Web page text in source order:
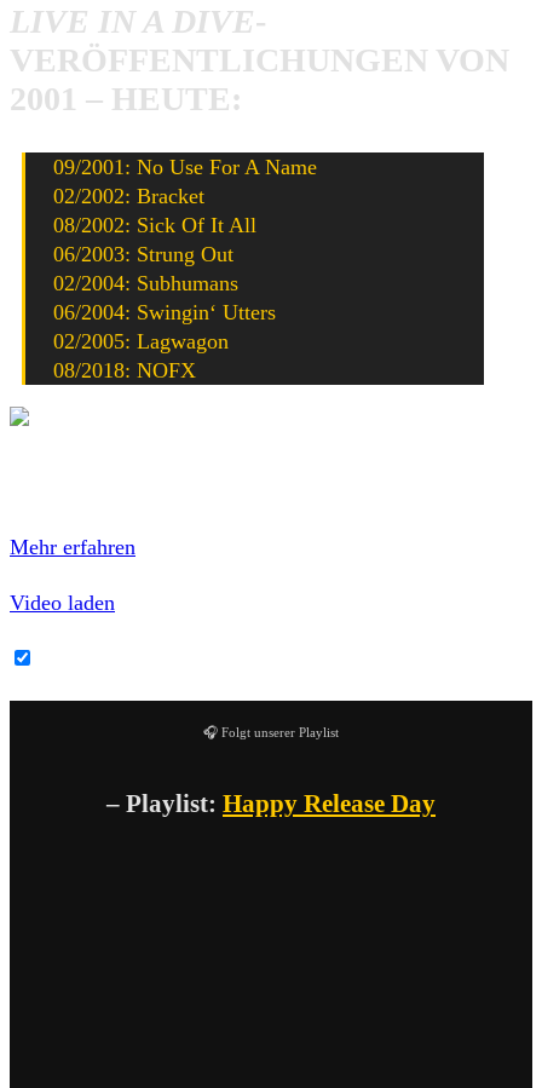
LIVE IN A DIVE-
VERÖFFENTLICHUNGEN VON
2001 – HEUTE:
09/2001: No Use For A Name
02/2002: Bracket
08/2002: Sick Of It All
06/2003: Strung Out
02/2004: Subhumans
06/2004: Swingin‘ Utters
02/2005: Lagwagon
08/2018: NOFX
Mehr erfahren
Video laden
🎧 Folgt unserer Playlist
– Playlist: Happy Release Day